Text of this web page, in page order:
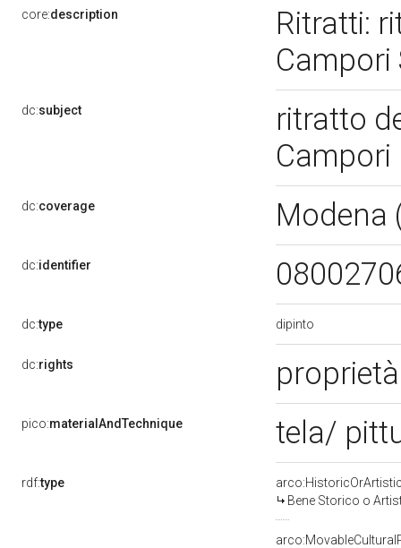
core:description
Ritratti:
dc:subject
ritratto
Campori
dc:coverage Modena
dc:identifier
dc:type dipinto
dc:rights
pico:materialAndTechnique tela/
rdf:type
Bene Storico o